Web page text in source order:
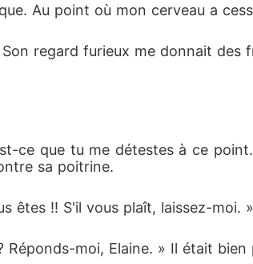
Au point où mon cerveau a
regard furieux me donnait
ce que tu me détestes à ce
sa poitrine.
êtes !! S'il vous plaît, laissez-moi.
moi, Elaine. » Il était